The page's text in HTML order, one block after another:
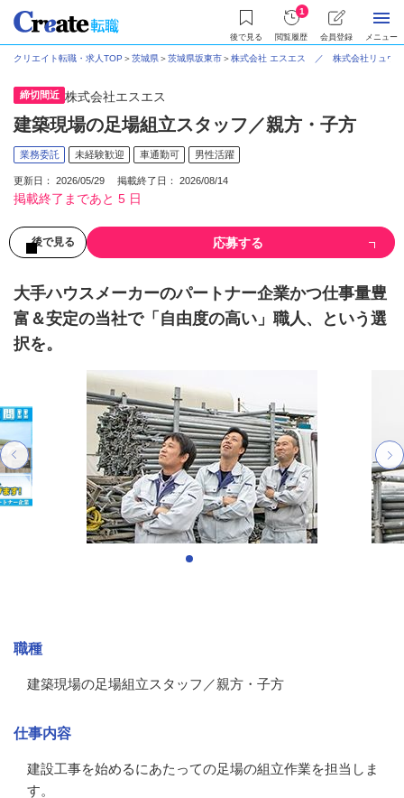
後で見る
1
閲覧履歴 会員登録 メニュー
クリエイト転職・求人TOP ＞茨城県＞茨城県坂東市＞株式会社 エスエス ／ 株式会社リュウ
締切間近 株式会社エスエス
建築現場の足場組立スタッフ／親方・子方
業務委託 未経験歓迎 車通勤可 男性活躍
更新日： 2026/05/29 掲載終了日： 2026/08/14
掲載終了まであと 5 日
後で見る 応募する
大手ハウスメーカーのパートナー企業かつ仕事量豊
富＆安定の当社で「自由度の高い」職人、という選
択を。
職種
建築現場の足場組立スタッフ／親方・子方
仕事内容
建設工事を始めるにあたっての足場の組立作業を担当しま
す。